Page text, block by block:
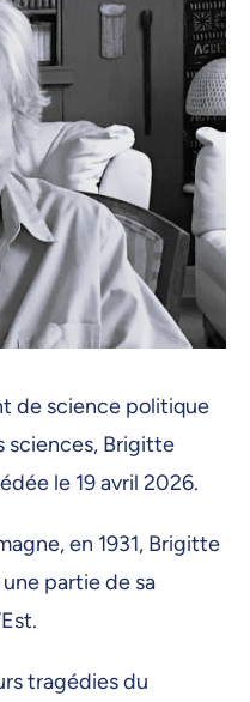
de science politique
sciences, Brigitte
le 19 avril 2026.
en 1931, Brigitte
partie de sa
tragédies du